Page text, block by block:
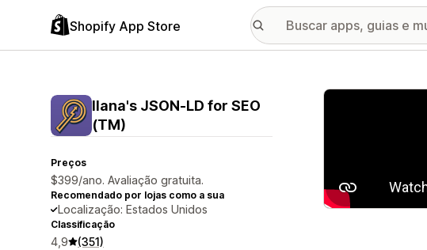
Shopify App Store
Ilana's JSON‑LD for SEO
(TM)
Preços
$399/ano. Avaliação gratuita.
Recomendado por lojas como a sua
Localização: Estados Unidos
Classificação
4,9 (351)
Galeria de